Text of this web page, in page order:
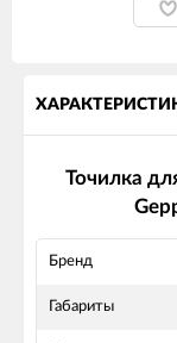
Точилка
Бренд
Габариты